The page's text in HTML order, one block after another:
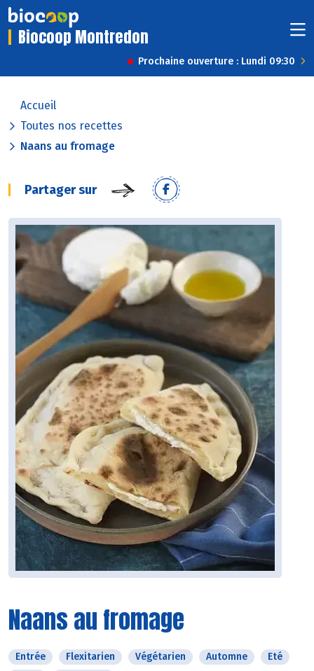
Biocoop Montredon
Prochaine ouverture : Lundi 09:30
Accueil
Toutes nos recettes
Naans au fromage
Partager sur
Naans au fromage
Entrée Flexitarien Végétarien Automne
Eté